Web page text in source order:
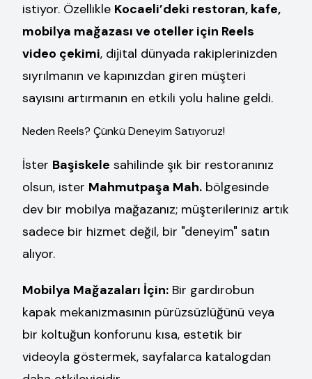
istiyor. Özellikle Kocaeli’deki restoran, kafe,
mobilya mağazası ve oteller için Reels
video çekimi, dijital dünyada rakiplerinizden
sıyrılmanın ve kapınızdan giren müşteri
sayısını artırmanın en etkili yolu haline geldi.
Neden Reels? Çünkü Deneyim Satıyoruz!
İster Başiskele sahilinde şık bir restoranınız
olsun, ister Mahmutpaşa Mah. bölgesinde
dev bir mobilya mağazanız; müşterileriniz artık
sadece bir hizmet değil, bir "deneyim" satın
alıyor.
Mobilya Mağazaları İçin: Bir gardırobun
kapak mekanizmasının pürüzsüzlüğünü veya
bir koltuğun konforunu kısa, estetik bir
videoyla göstermek, sayfalarca katalogdan